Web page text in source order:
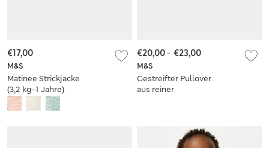
M&S
Matinee Strickjacke
(3,2 kg–1 Jahre)
€17,00
M&S
Gestreifter Pullover
aus reiner
€20,00- €23,00